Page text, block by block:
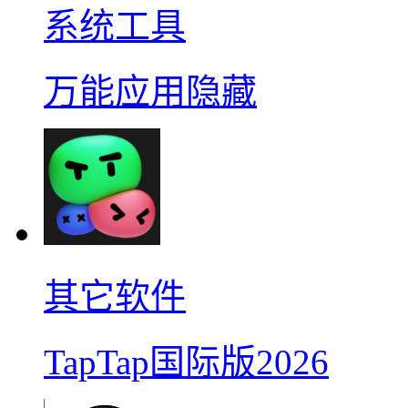
系统工具
万能应用隐藏
其它软件
TapTap国际版2026